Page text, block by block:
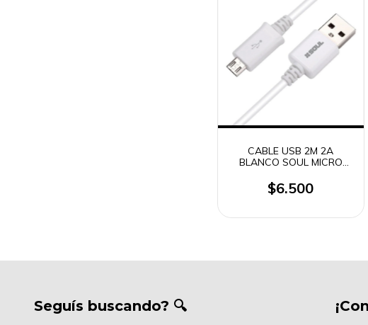
CABLE USB 2M 2A
BLANCO SOUL MICRO
LIGHTNING (2026 / 2031 /
2035)
$6.500
Seguís buscando? 🔍